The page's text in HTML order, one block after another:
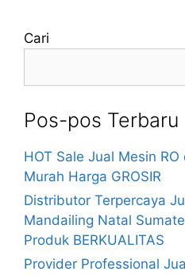
Cari
Pos-pos Terbaru
HOT Sale Jual Mesin
Murah Harga GROSIR
Distributor Terpercaya
Mandailing Natal
Produk BERKUALITAS
Provider Professional